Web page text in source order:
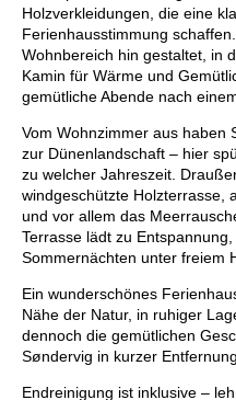
Holzverkleidungen, die eine
Ferienhausstimmung
Wohnbereich hin gestaltet, in
Kamin für Wärme und
gemütliche Abende nach
Vom Wohnzimmer aus haben
zur Dünenlandschaft – hier
zu welcher Jahreszeit.
windgeschützte Holzterrasse,
und vor allem das
Terrasse lädt zu
Sommernächten unter freiem
Ein wunderschönes
Nähe der Natur, in ruhiger
dennoch die gemütlichen
Søndervig in kurzer
Endreinigung ist inklusive –